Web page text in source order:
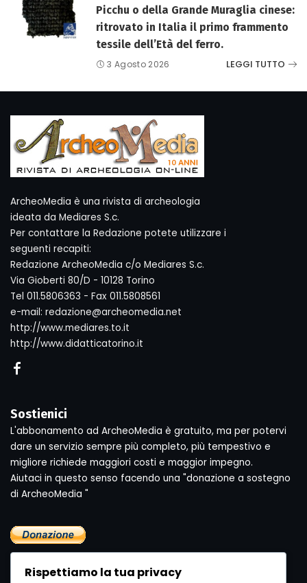
Picchu o della Grande Muraglia cinese:
ritrovato in Italia il primo frammento
tessile dell’Età del ferro.
3 Agosto 2026 LEGGI TUTTO
ArcheoMedia è una rivista di archeologia
ideata da Mediares S.c.
Per contattare la Redazione potete utilizzare i
seguenti recapiti:
Redazione ArcheoMedia c/o Mediares S.c.
Via Gioberti 80/D - 10128 Torino
Tel 011.5806363 - Fax 011.5808561
e-mail: redazione@archeomedia.net
http://www.mediares.to.it
http://www.didatticatorino.it
Sostienici
L'abbonamento ad ArcheoMedia è gratuito, ma per potervi
dare un servizio sempre più completo, più tempestivo e
migliore richiede maggiori costi e maggior impegno.
Aiutaci in questo senso facendo una "donazione a sostegno
di ArcheoMedia "
Rispettiamo la tua privacy